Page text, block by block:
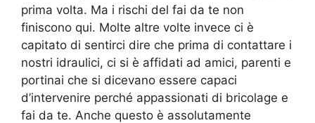
prima volta. Ma i rischi del fai da te non
finiscono qui. Molte altre volte invece ci è
capitato di sentirci dire che prima di contattare i
nostri idraulici, ci si è affidati ad amici, parenti e
portinai che si dicevano essere capaci
d’intervenire perché appassionati di bricolage e
fai da te. Anche questo è assolutamente